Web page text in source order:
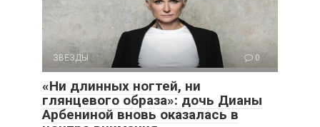
ЗВЕЗДЫ 0
«Ни длинных ногтей, ни
глянцевого образа»: дочь Дианы
Арбениной вновь оказалась в